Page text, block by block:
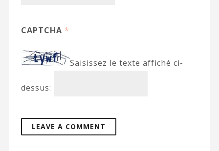
CAPTCHA *
Saisissez le texte affiché ci-
dessus: